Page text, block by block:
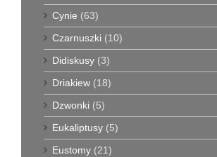
Cynie (63)
Czarnuszki (10)
Didiskusy (3)
Driakiew (18)
Dzwonki (5)
Eukaliptusy (5)
Eustomy (21)